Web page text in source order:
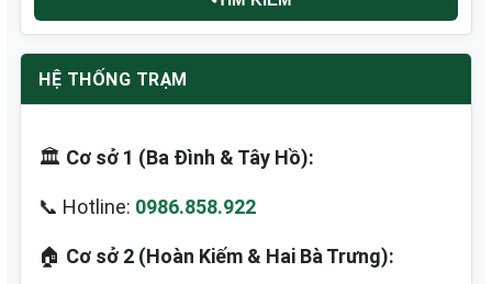
HỆ THỐNG TRẠM
🏛️ Cơ sở 1 (Ba Đình & Tây Hồ):
📞 Hotline: 0986.858.922
🏠 Cơ sở 2 (Hoàn Kiếm & Hai Bà Trưng):